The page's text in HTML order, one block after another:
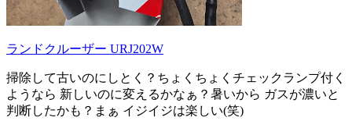
ランドクルーザー URJ202W
掃除して古いのにしとく？ちょくちょくチェックランプ付く
ようなら 新しいのに変えるかなぁ？暑いから ガスが濃いと
判断したかも？まぁ イジイジは楽しい(笑)